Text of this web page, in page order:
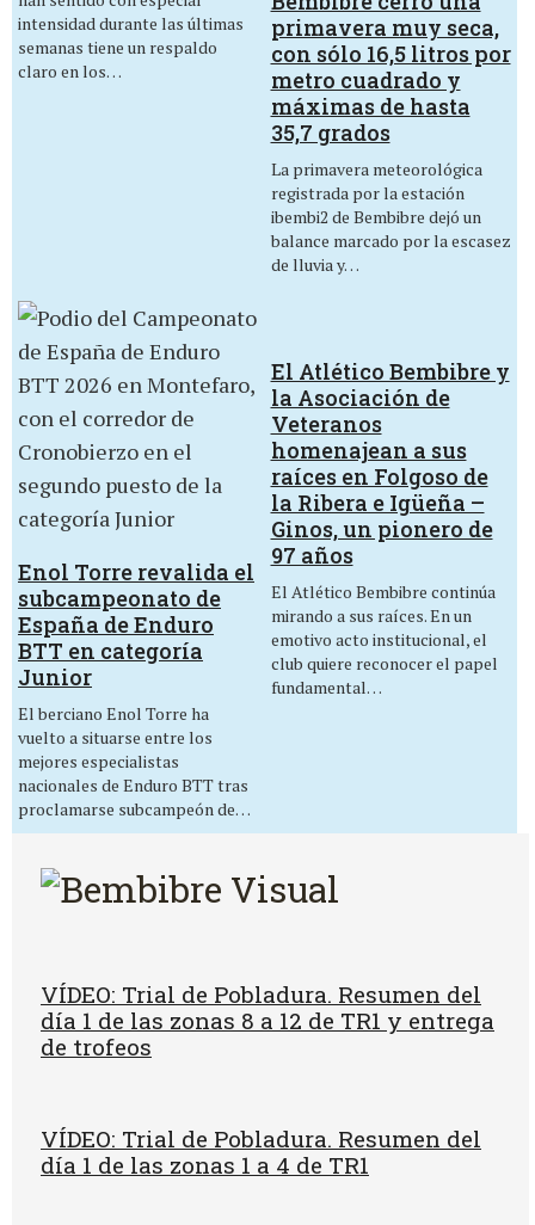
intensidad durante las últimas
semanas tiene un respaldo
claro en los…
primavera muy seca,
con sólo 16,5 litros por
metro cuadrado y
máximas de hasta
35,7 grados
La primavera meteorológica
registrada por la estación
ibembi2 de Bembibre dejó un
balance marcado por la escasez
de lluvia y…
Enol Torre revalida el
subcampeonato de
España de Enduro
BTT en categoría
Junior
El berciano Enol Torre ha
vuelto a situarse entre los
mejores especialistas
nacionales de Enduro BTT tras
proclamarse subcampeón de…
El Atlético Bembibre y
la Asociación de
Veteranos
homenajean a sus
raíces en Folgoso de
la Ribera e Igüeña –
Ginos, un pionero de
97 años
El Atlético Bembibre continúa
mirando a sus raíces. En un
emotivo acto institucional, el
club quiere reconocer el papel
fundamental…
VÍDEO: Trial de Pobladura. Resumen del
día 1 de las zonas 8 a 12 de TR1 y entrega
de trofeos
VÍDEO: Trial de Pobladura. Resumen del
día 1 de las zonas 1 a 4 de TR1